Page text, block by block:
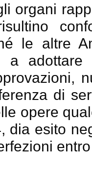
organi
le altre
a
di
opere
dia esito